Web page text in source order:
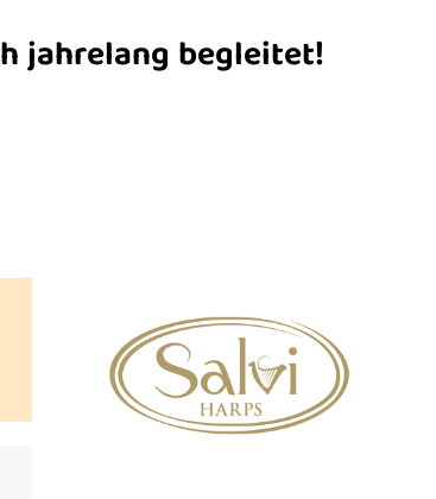
jahrelang begleitet!